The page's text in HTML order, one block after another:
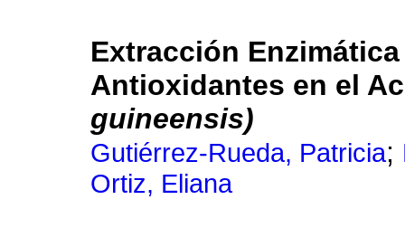
Extracción
Antioxidantes en el
guineensis)
Gutiérrez-Rueda, Patricia;
Ortiz, Eliana